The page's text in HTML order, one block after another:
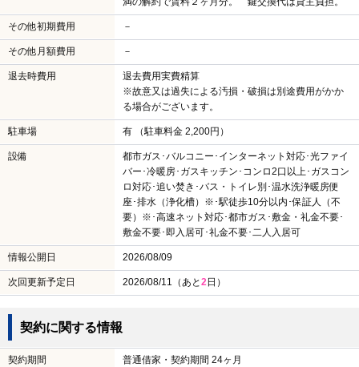
その他初期費用 －
その他月額費用 －
退去時費用
退去費用実費精算
※故意又は過失による汚損・破損は別途費用がかか
る場合がございます。
駐車場 有 （駐車料金 2,200円）
設備
都市ガス･バルコニー･インターネット対応･光ファイ
バー･冷暖房･ガスキッチン･コンロ2口以上･ガスコン
ロ対応･追い焚き･バス・トイレ別･温水洗浄暖房便
座･排水（浄化槽）※･駅徒歩10分以内･保証人（不
要）※･高速ネット対応･都市ガス･敷金・礼金不要･
敷金不要･即入居可･礼金不要･二人入居可
情報公開日 2026/08/09
次回更新予定日 2026/08/11（あと2日）
契約に関する情報
契約期間 普通借家・契約期間 24ヶ月